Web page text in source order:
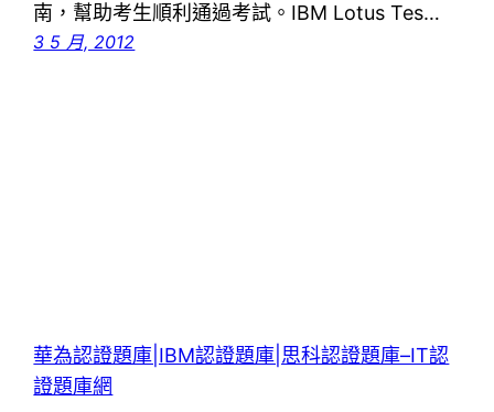
南，幫助考生順利通過考試。IBM Lotus Tes…
3 5 月, 2012
華為認證題庫|IBM認證題庫|思科認證題庫–IT認
證題庫網